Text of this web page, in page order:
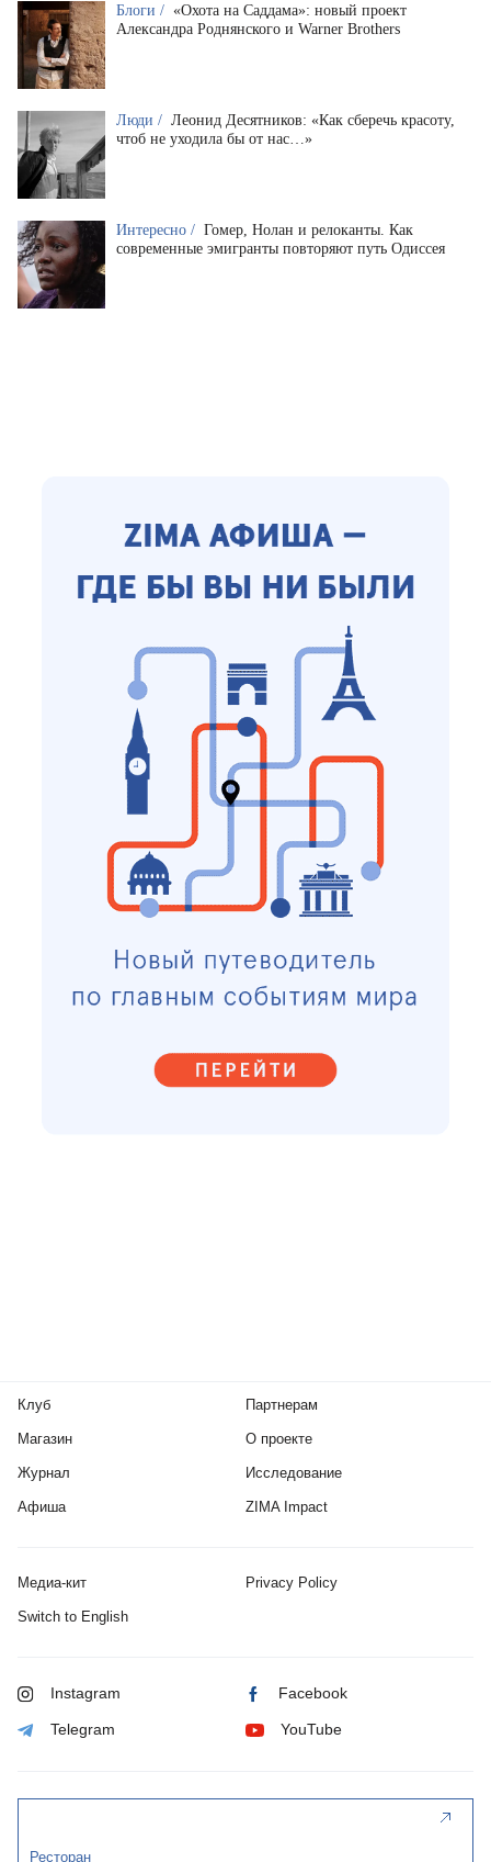
Блоги / «Охота на Саддама»: новый проект
Александра Роднянского и Warner Brothers
Люди / Леонид Десятников: «Как сберечь красоту,
чтоб не уходила бы от нас…»
Интересно / Гомер, Нолан и релоканты. Как
современные эмигранты повторяют путь Одиссея
Клуб
Магазин
Журнал
Афиша
Партнерам
О проекте
Исследование
ZIMA Impact
Медиа-кит Privacy Policy
Switch to English
Instagram Facebook
Telegram YouTube
Ресторан